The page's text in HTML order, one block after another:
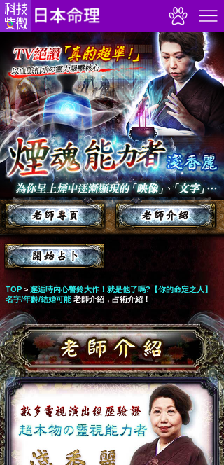
TOP > 邂逅時內心警鈴大作！就是他了嗎?【你的命定之人】
名字/年齡/結婚可能 老師介紹，占術介紹！